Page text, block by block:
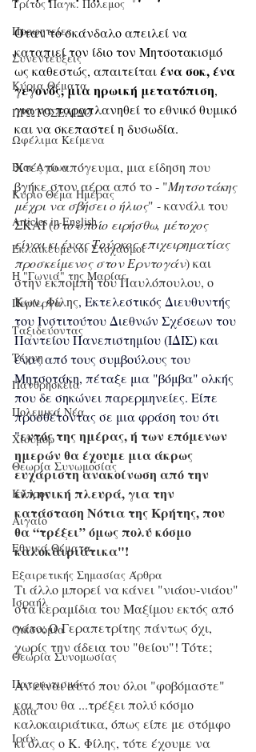
Τρίτος Παγκ. Πόλεμος
Προφητείες
Συνεντεύξεις
Κύρια Θέματα
ΠΡΩΤΟΣΕΛΙΔΟ
Ωφέλιμα Κείμενα
Βίοι Αγίων
Κύριο Θέμα Ημέρας
Articles in English
Εκλαϊκευμένοι Στοχασμοί
Η "Γωνιά" της Μαρίας
Περίεργα
Ταξιδεύοντας
Τέχνη
Πανθρησκεία
Πολεμικά Νέα
Χιούμορ
Θεωρία Συνωμοσίας
Κύπρος
Αιγαίο
Εθνικά Θέματα
Εξαιρετικής Σημασίας Άρθρα
Ισραήλ
Οικονομία
Θεωρία Συνομωσίας
Πατριωτισμός
Ασία
Ιράν
Όταν το σκάνδαλο απειλεί να
καταπιεί τον ίδιο τον Μητσοτακισμό
ως καθεστώς, απαιτείται ένα σοκ, ένα
γεγονός, μια ηρωική μετατόπιση,
για να παραπλανηθεί το εθνικό θυμικό
και να σκεπαστεί η δυσωδία.
Χτές το απόγευμα, μια είδηση που
βγήκε στον αέρα από το - "Μητσοτάκης
μέχρι να σβήσει ο ήλιος" - κανάλι του
ΣΚΑΪ (στο οποίο ειρήσθω, μέτοχος
είναι κι ένας Τούρκος επιχειρηματίας
προσκείμενος στον Ερντογάν) και
στην εκπομπή του Παυλόπουλου, ο
Κων. Φίλης, Εκτελεστικός Διευθυντής
του Ινστιτούτου Διεθνών Σχέσεων του
Παντείου Πανεπιστημίου (ΙΔΙΣ) και
ένας από τους συμβούλους του
Μητσοτάκη, πέταξε μια "βόμβα" ολκής
που δε σηκώνει παρερμηνείες. Είπε
προσθέτοντας σε μια φράση του ότι
"εντός της ημέρας, ή των επόμενων
ημερών θα έχουμε μια άκρως
ευχάριστη ανακοίνωση από την
ελληνική πλευρά, για την
κατάσταση Νότια της Κρήτης, που
θα “τρέξει” όμως πολύ κόσμο
καλοκαιριάτικα"!
Τι άλλο μπορεί να κάνει "νιάου-νιάου"
στα κεραμίδια του Μαξίμου εκτός από
γάτο; Ο Γεραπετρίτης πάντως όχι,
χωρίς την άδεια του "θείου"! Τότε;
Αν είναι αυτό που όλοι "φοβόμαστε"
και που θα ...τρέξει πολύ κόσμο
καλοκαιριάτικα, όπως είπε με στόμφο
κι όλας ο Κ. Φίλης, τότε έχουμε να